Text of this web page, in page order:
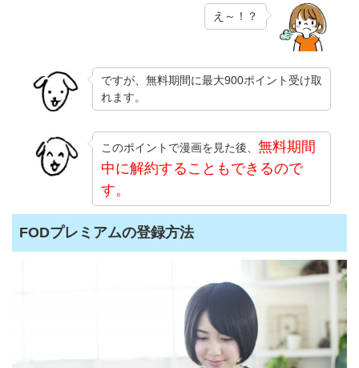
え～！？
ですが、無料期間に最大900ポイント受け取
れます。
このポイントで漫画を見た後、 無料期間
中に解約することもできるので
す。
FODプレミアムの登録方法